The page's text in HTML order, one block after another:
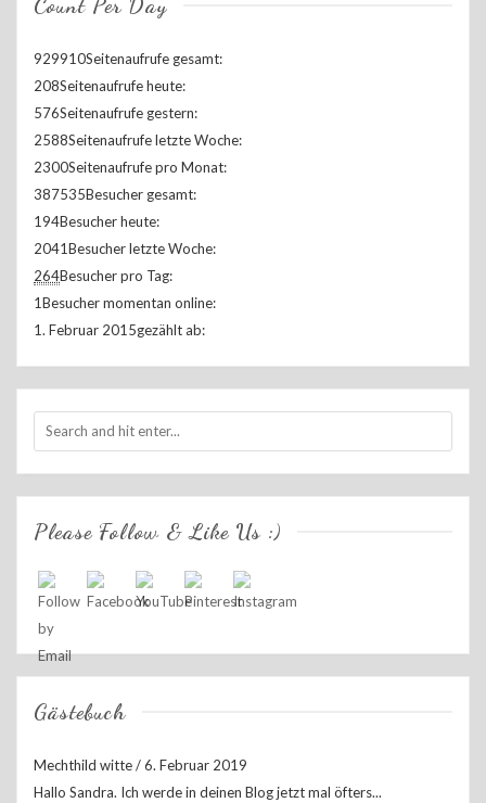
Count Per Day
929910Seitenaufrufe gesamt:
208Seitenaufrufe heute:
576Seitenaufrufe gestern:
2588Seitenaufrufe letzte Woche:
2300Seitenaufrufe pro Monat:
387535Besucher gesamt:
194Besucher heute:
2041Besucher letzte Woche:
264Besucher pro Tag:
1Besucher momentan online:
1. Februar 2015gezählt ab:
Please Follow & Like Us :)
Gästebuch
Mechthild witte/6. Februar 2019
Hallo Sandra. Ich werde in deinen Blog jetzt mal öfters...